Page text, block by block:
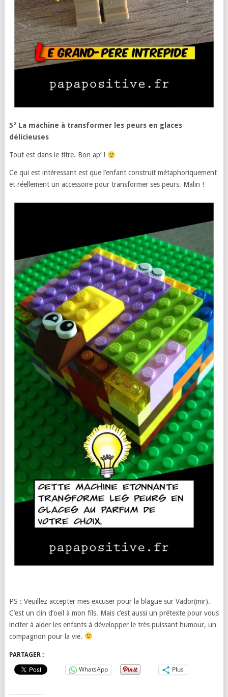
5° La machine à transformer les peurs en glaces
délicieuses
Tout est dans le titre. Bon ap’ !
Ce qui est intéressant est que l’enfant construit métaphoriquement
et réellement un accessoire pour transformer ses peurs. Malin !
PS : Veuillez accepter mes excuser pour la blague sur Vador(mir).
C’est un clin d’oeil à mon fils. Mais c’est aussi un prétexte pour vous
inciter à aider les enfants à développer le très puissant humour, un
compagnon pour la vie.
PARTAGER :
WhatsApp Plus